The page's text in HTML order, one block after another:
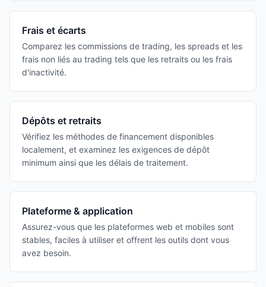
Frais et écarts
Comparez les commissions de trading, les spreads et les
frais non liés au trading tels que les retraits ou les frais
d'inactivité.
Dépôts et retraits
Vérifiez les méthodes de financement disponibles
localement, et examinez les exigences de dépôt
minimum ainsi que les délais de traitement.
Plateforme & application
Assurez-vous que les plateformes web et mobiles sont
stables, faciles à utiliser et offrent les outils dont vous
avez besoin.